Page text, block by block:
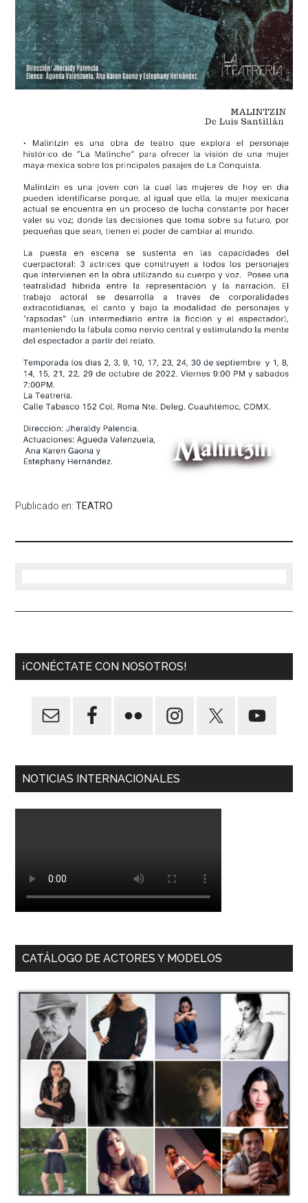
Publicado en:TEATRO
¡CONÉCTATE CON NOSOTROS!
NOTICIAS INTERNACIONALES
CATÁLOGO DE ACTORES Y MODELOS